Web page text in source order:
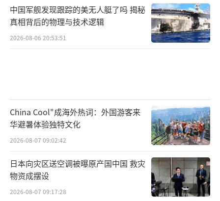
中国军舰发现跟踪的美无人艇了吗 揭秘
真相背后的物理与技术逻辑
2026-08-06 20:53:51
China Cool"成海外热词：外国游客来
华避暑体验独特文化
2026-08-07 09:02:42
日本向灾区送空调被曝原产国中国 救灾
物资成摆设
2026-08-07 09:17:28